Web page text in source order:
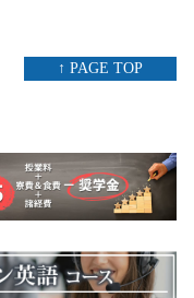
↑ PAGE TOP